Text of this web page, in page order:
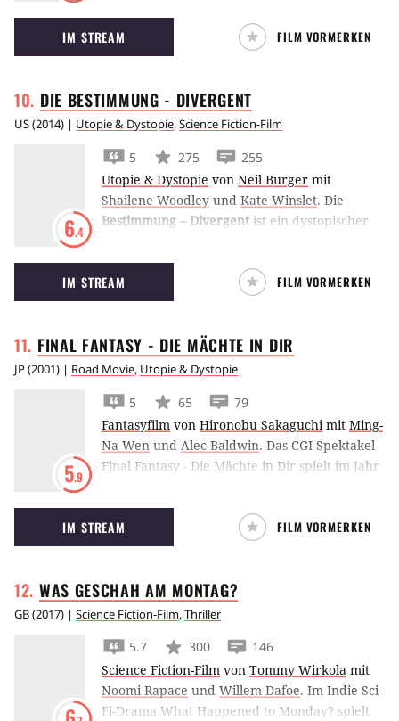
grausame Verätzungen davon oder werden
bis auf die Knochen abgenagt. Nach jedem
Fressen wird der Mörderpudding - Blob
erreicht und breitet sich unaufhaltsam über
die Kanalisation und Luftschächte aus. Polizei
schwebt in Lebensgefahr.
IM STREAM FILM VORMERKEN
DIE BESTIMMUNG - DIVERGENT
US(2014) | Utopie & Dystopie,Science Fiction-Film
6.4
5 275
255
Utopie & Dystopie von Neil Burger mit
Shailene Woodley und Kate Winslet. Die
Bestimmung – Divergent ist ein dystopischer
gleichnamigen Bestseller von Veronica Roth
basiert.
IM STREAM FILM VORMERKEN
FINAL FANTASY - DIE MÄCHTE IN DIR
JP(2001) | Road Movie, Utopie & Dystopie
5.9
5 65
79
Fantasyfilm von Hironobu Sakaguchimit Ming-
Na Wen und Alec Baldwin. Das CGI-Spektakel
Final Fantasy - Die Mächte in Dir spielt im Jahr
darin eine Vernichtung der Erde durch
Phantomen-Aliens zu verhindern.
IM STREAM FILM VORMERKEN
WAS GESCHAH AM MONTAG?
GB(2017) | Science Fiction-Film,Thriller
5.7 300
146
Science Fiction-Film von Tommy Wirkola mit
Noomi Rapace und Willem Dafoe. Im Indie-Sci-
Fi-Drama What Happened to Monday? spielt